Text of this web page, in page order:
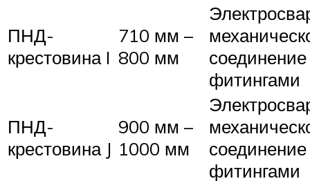
ПНД-
крестовина I
710 мм –
800 мм
фитингами
ПНД-
крестовина J
900 мм –
1000 мм
фитингами